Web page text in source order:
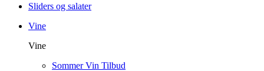
Sliders og salater
Vine
Vine
Sommer Vin Tilbud